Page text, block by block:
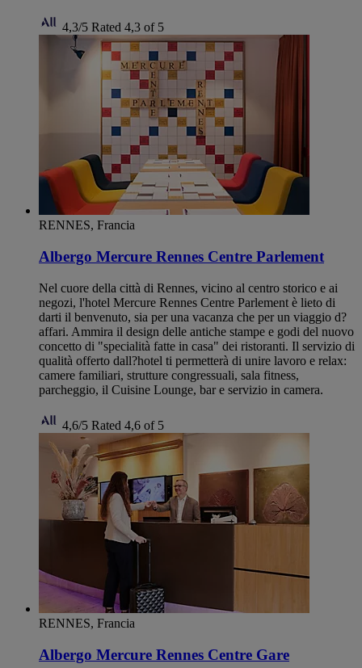
4,3/5 Rated 4,3 of 5
RENNES, Francia
Albergo Mercure Rennes Centre Parlement
Nel cuore della città di Rennes, vicino al centro storico e ai
negozi, l'hotel Mercure Rennes Centre Parlement è lieto di
darti il benvenuto, sia per una vacanza che per un viaggio d?
affari. Ammira il design delle antiche stampe e godi del nuovo
concetto di "specialità fatte in casa" dei ristoranti. Il servizio di
qualità offerto dall?hotel ti permetterà di unire lavoro e relax:
camere familiari, strutture congressuali, sala fitness,
parcheggio, il Cuisine Lounge, bar e servizio in camera.
4,6/5 Rated 4,6 of 5
RENNES, Francia
Albergo Mercure Rennes Centre Gare